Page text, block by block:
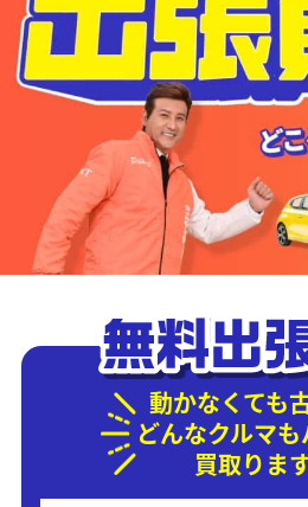
動かなくても
どんなクルマ
買取りま